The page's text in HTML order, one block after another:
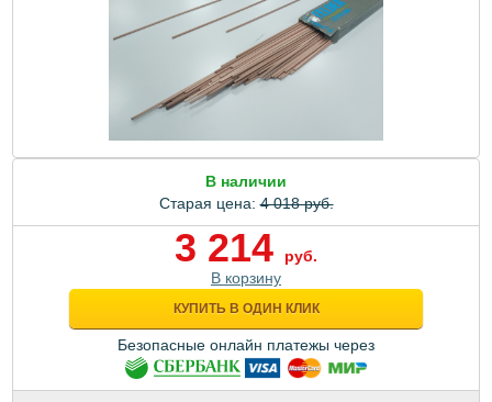
В наличии
Старая цена:4 018 руб.
3 214
руб.
В корзину
КУПИТЬ В ОДИН КЛИК
Безопасные онлайн платежы через